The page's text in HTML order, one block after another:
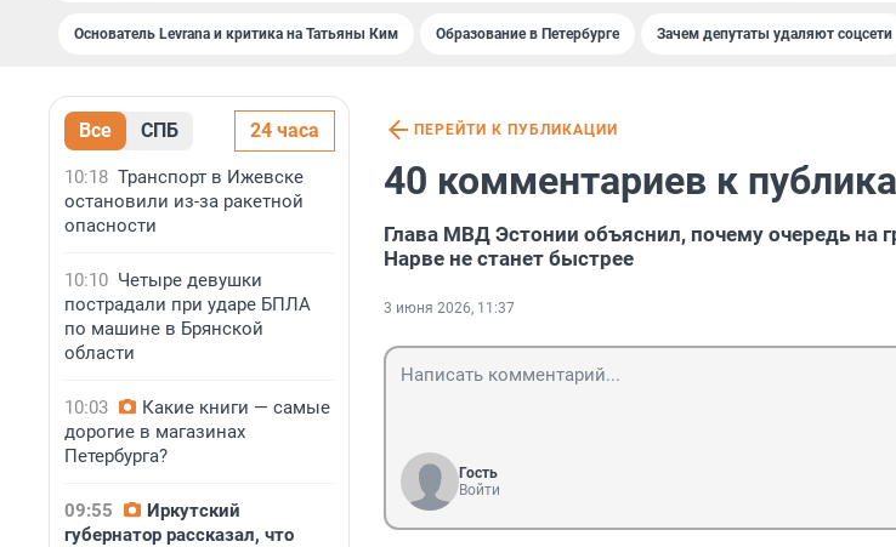
Основатель Levrana и критика на Татьяны Ким Образование в Петербурге Зачем депутаты удаляют соцсети
Все СПБ 24 часа
10:18 Транспорт в Ижевске
остановили из-за ракетной
опасности
10:10 Четыре девушки
пострадали при ударе БПЛА
по машине в Брянской
области
10:03
Какие книги — самые
дорогие в магазинах
Петербурга?
09:55
Иркутский
губернатор рассказал, что
ПЕРЕЙТИ К ПУБЛИКАЦИИ
40 комментариев к
Глава МВД Эстонии объяснил, почему очередь на
Нарве не станет быстрее
3 июня 2026, 11:37
Гость
Войти